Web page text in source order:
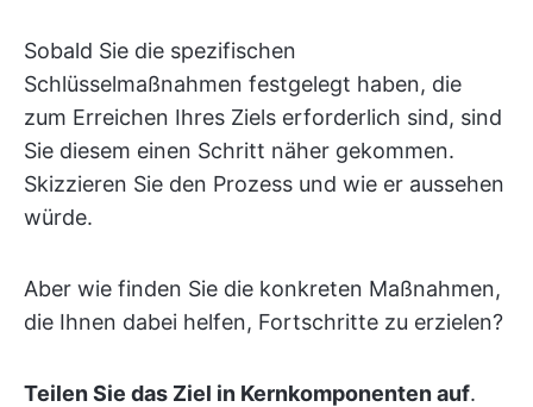
Sobald Sie die spezifischen
Schlüsselmaßnahmen festgelegt haben, die
zum Erreichen Ihres Ziels erforderlich sind, sind
Sie diesem einen Schritt näher gekommen.
Skizzieren Sie den Prozess und wie er aussehen
würde.
Aber wie finden Sie die konkreten Maßnahmen,
die Ihnen dabei helfen, Fortschritte zu erzielen?
Teilen Sie das Ziel in Kernkomponenten auf.